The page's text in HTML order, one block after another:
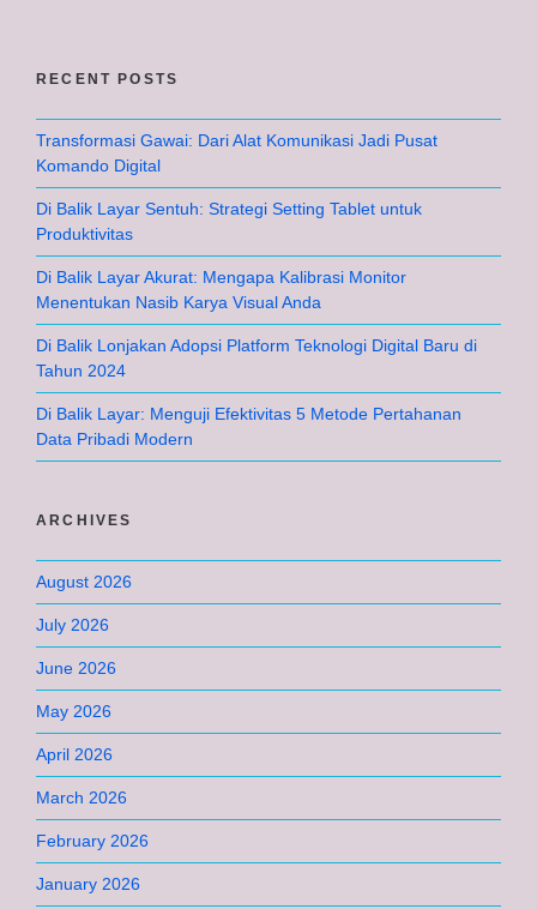
RECENT POSTS
Transformasi Gawai: Dari Alat Komunikasi Jadi Pusat
Komando Digital
Di Balik Layar Sentuh: Strategi Setting Tablet untuk
Produktivitas
Di Balik Layar Akurat: Mengapa Kalibrasi Monitor
Menentukan Nasib Karya Visual Anda
Di Balik Lonjakan Adopsi Platform Teknologi Digital Baru di
Tahun 2024
Di Balik Layar: Menguji Efektivitas 5 Metode Pertahanan
Data Pribadi Modern
ARCHIVES
August 2026
July 2026
June 2026
May 2026
April 2026
March 2026
February 2026
January 2026